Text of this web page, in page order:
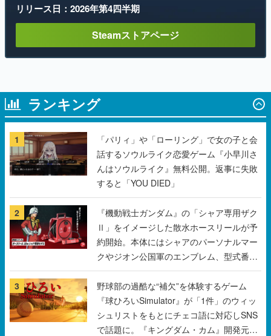
リリース日：2026年第4四半期
Steamストアページ
ランキング
1
「パリィ」や「ローリング」で女の子と会
話するソウルライク恋愛ゲーム『小早川さ
んはソウルライク』無料公開。返事に失敗
すると「YOU DIED」
2
『機動戦士ガンダム』の「シャア専用ザク
Ⅱ」をイメージした散水ホースリールが予
約開始。本体にはシャアのパーソナルマー
クやジオン公国軍のエンブレム、型式番号
などを配置
3
野球部の過酷な“補欠”を体験するゲーム
『球ひろいSimulator』が「1件」のウィッ
シュリストをもとにチェコ語に対応しSNS
で話題に。『キングダム・カム』開発元や